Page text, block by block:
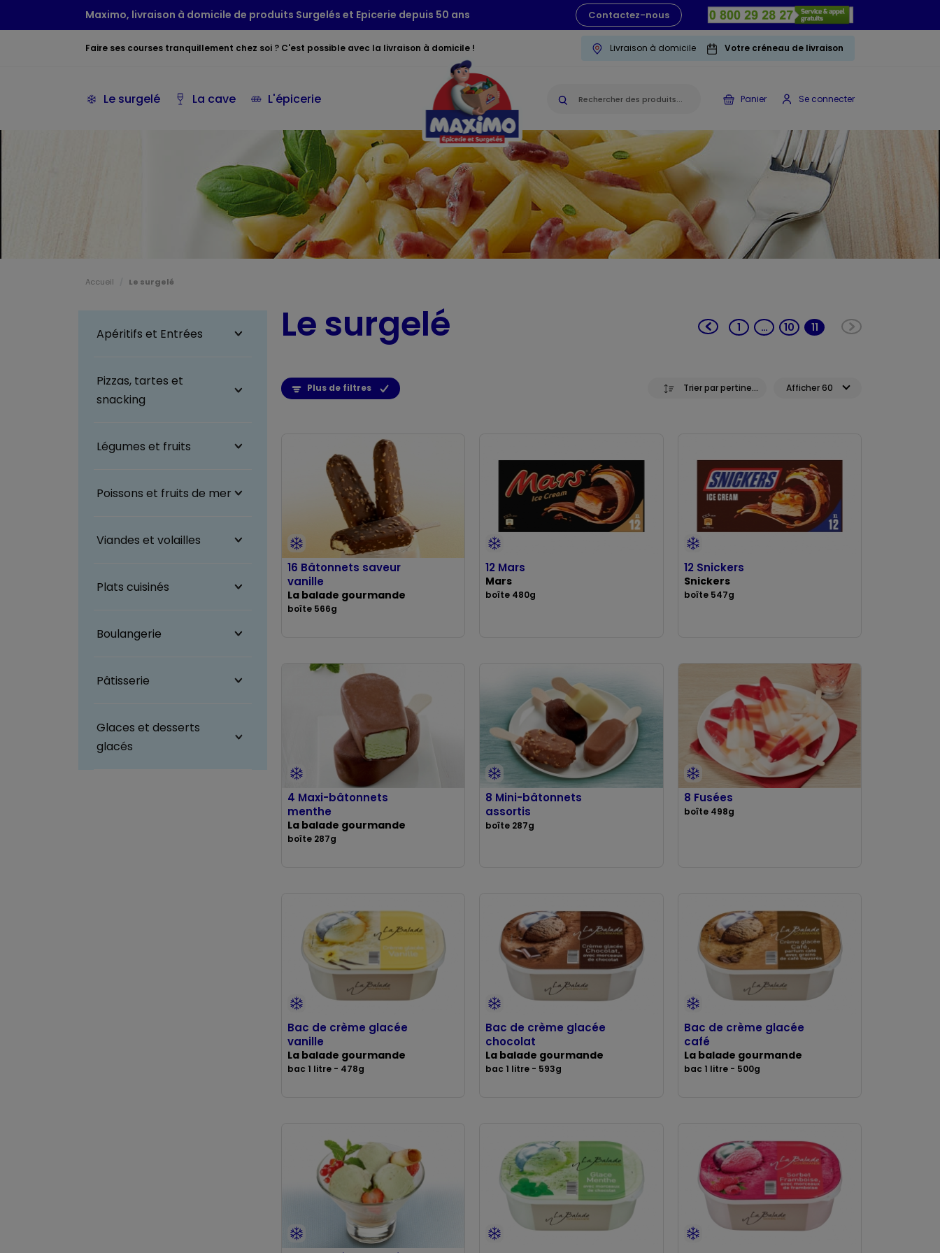
Maximo, livraison à domicile de produits Surgelés et Epicerie depuis 50 ans Contactez-nous
Faire ses courses tranquillement chez soi ? C'est possible avec la livraison à domicile ! Livraison à domicile Votre créneau de livraison
Le surgelé La cave L'épicerie Panier Se connecter
Accueil Le surgelé
Apéritifs et Entrées
Pizzas, tartes et
snacking
Légumes et fruits
Poissons et fruits de mer
Viandes et volailles
Plats cuisinés
Boulangerie
Pâtisserie
Glaces et desserts
glacés
Le surgelé 1 … 10 11(current)
Plus de filtres Trier par pertinence Afficher 60
16 Bâtonnets saveur
vanille
La balade gourmande
boîte 566g
12 Mars
Mars
boîte 480g
12 Snickers
Snickers
boîte 547g
4 Maxi-bâtonnets
menthe
La balade gourmande
boîte 287g
8 Mini-bâtonnets
assortis
boîte 287g
8 Fusées
boîte 498g
Bac de crème glacée
vanille
La balade gourmande
bac 1 litre - 478g
Bac de crème glacée
chocolat
La balade gourmande
bac 1 litre - 593g
Bac de crème glacée
café
La balade gourmande
bac 1 litre - 500g